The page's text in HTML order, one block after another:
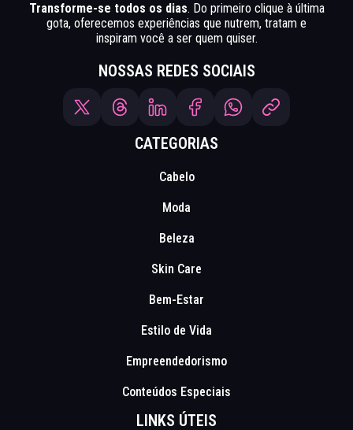
Transforme-se todos os dias. Do primeiro clique à última
gota, oferecemos experiências que nutrem, tratam e
inspiram você a ser quem quiser.
NOSSAS REDES SOCIAIS
CATEGORIAS
Cabelo
Moda
Beleza
Skin Care
Bem-Estar
Estilo de Vida
Empreendedorismo
Conteúdos Especiais
LINKS ÚTEIS